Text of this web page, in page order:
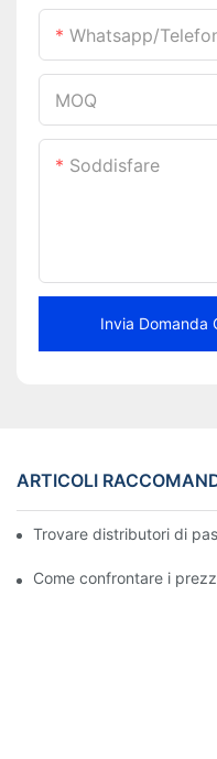
Whatsapp/
MOQ
Soddisfare
Invia Domanda
ARTICOLI
Trovare distributori di
Come confrontare i